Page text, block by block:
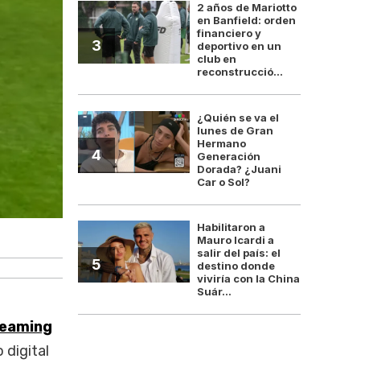
digital
3
2 años de Mariotto
en Banfield: orden
financiero y
deportivo en un
club en
reconstrucció...
4
¿Quién se va el
lunes de Gran
Hermano
Generación
Dorada? ¿Juani
Car o Sol?
5
Habilitaron a
Mauro Icardi a
salir del país: el
destino donde
viviría con la China
Suár...